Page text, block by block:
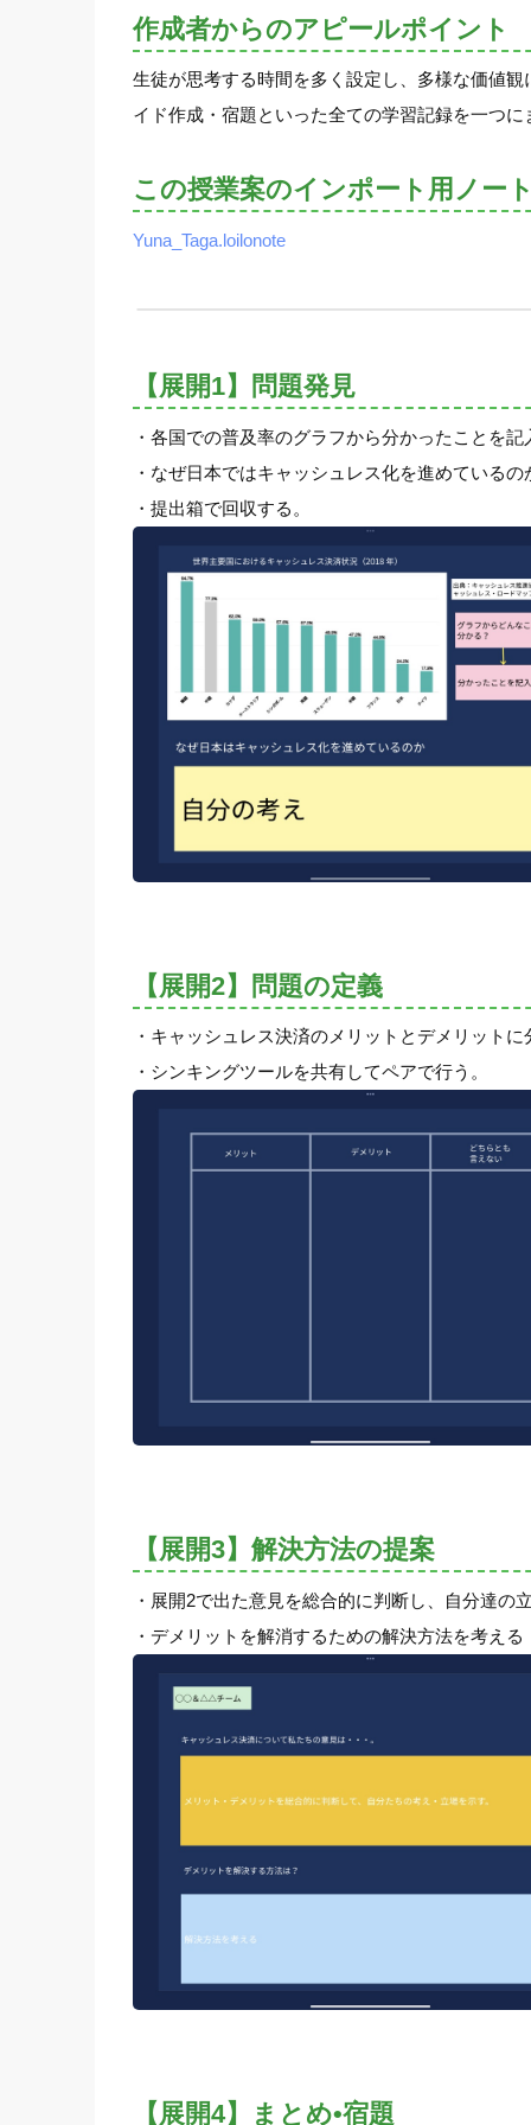
作成者からのアピールポイント
生徒が思考する時間を多く設定し、多様な価値
イド作成・宿題といった全ての学習記録を一つ
この授業案のインポート用ノー
Yuna_Taga.loilonote
【展開1】問題発見
・各国での普及率のグラフから分かったことを記
・なぜ日本ではキャッシュレス化を進めている
・提出箱で回収する。
【展開2】問題の定義
・キャッシュレス決済のメリットとデメリットに
・シンキングツールを共有してペアで行う。
【展開3】解決方法の提案
・展開2で出た意見を総合的に判断し、自分達の
・デメリットを解消するための解決方法を考える
【展開4】まとめ•宿題